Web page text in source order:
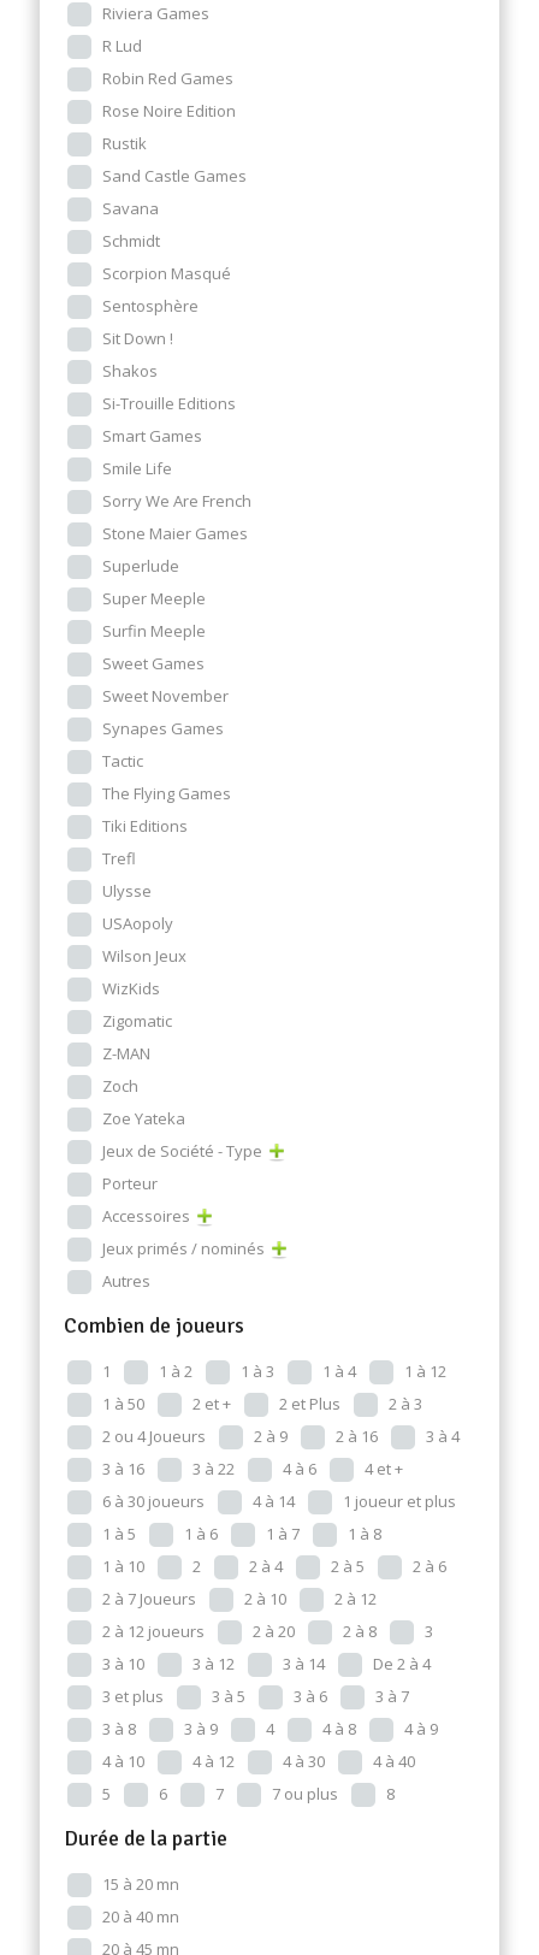
Riviera Games
R Lud
Robin Red Games
Rose Noire Edition
Rustik
Sand Castle Games
Savana
Schmidt
Scorpion Masqué
Sentosphère
Sit Down !
Shakos
Si-Trouille Editions
Smart Games
Smile Life
Sorry We Are French
Stone Maier Games
Superlude
Super Meeple
Surfin Meeple
Sweet Games
Sweet November
Synapes Games
Tactic
The Flying Games
Tiki Editions
Trefl
Ulysse
USAopoly
Wilson Jeux
WizKids
Zigomatic
Z-MAN
Zoch
Zoe Yateka
Jeux de Société - Type
Porteur
Accessoires
Jeux primés / nominés
Autres
Combien de joueurs
1 1 à 2 1 à 3 1 à 4
1 à 12
1 à 50
2 et + 2 et Plus
2 à 3
2 ou 4 Joueurs
2 à 9 2 à 16
3 à 4
3 à 16
3 à 22 4 à 6
4 et +
6 à 30 joueurs
4 à 14
1 joueur et plus
1 à 5
1 à 6 1 à 7
1 à 8
1 à 10
2 2 à 4 2 à 5
2 à 6
2 à 7 Joueurs
2 à 10
2 à 12
2 à 12 joueurs
2 à 20 2 à 8
3
3 à 10
3 à 12 3 à 14
De 2 à 4
3 et plus
3 à 5 3 à 6
3 à 7
3 à 8
3 à 9 4 4 à 8
4 à 9
4 à 10
4 à 12 4 à 30
4 à 40
5
6 7 7 ou plus 8
Durée de la partie
15 à 20 mn
20 à 40 mn
20 à 45 mn